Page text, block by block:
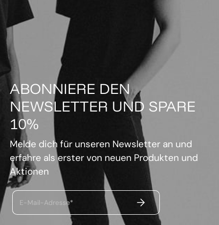
ABONNIERE DEN
NEWSLETTER UND SPARE
10%
Melde dich für unseren Newsletter an und
erfahre als erster von neuen Produkten und
Aktionen
E-Mail-Adresse* ABSENDEN